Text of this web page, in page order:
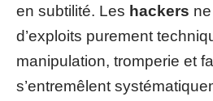
en subtilité. Les hackers
d’exploits purement
manipulation, tromperie et
s’entremêlent